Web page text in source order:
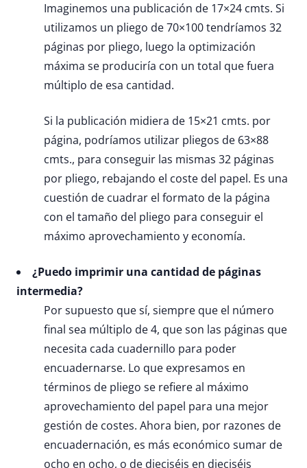
Imaginemos una publicación de 17×24 cmts. Si
utilizamos un pliego de 70×100 tendríamos 32
páginas por pliego, luego la optimización
máxima se produciría con un total que fuera
múltiplo de esa cantidad.
Si la publicación midiera de 15×21 cmts. por
página, podríamos utilizar pliegos de 63×88
cmts., para conseguir las mismas 32 páginas
por pliego, rebajando el coste del papel. Es una
cuestión de cuadrar el formato de la página
con el tamaño del pliego para conseguir el
máximo aprovechamiento y economía.
¿Puedo imprimir una cantidad de páginas
intermedia?
Por supuesto que sí, siempre que el número
final sea múltiplo de 4, que son las páginas que
necesita cada cuadernillo para poder
encuadernarse. Lo que expresamos en
términos de pliego se refiere al máximo
aprovechamiento del papel para una mejor
gestión de costes. Ahora bien, por razones de
encuadernación, es más económico sumar de
ocho en ocho, o de dieciséis en dieciséis